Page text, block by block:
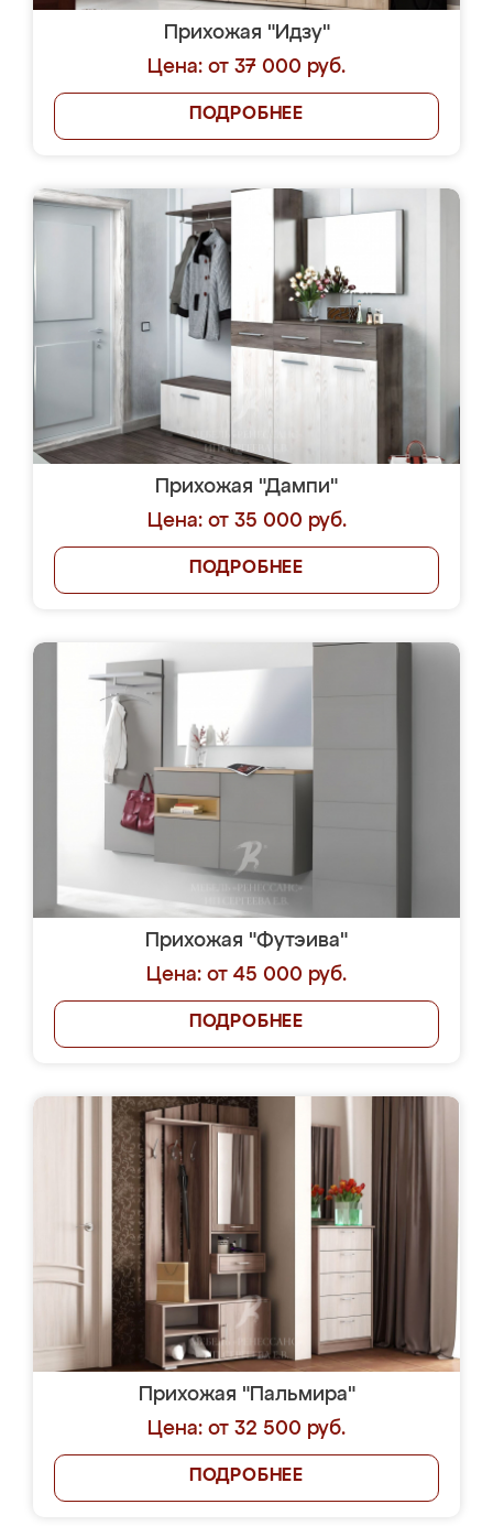
Прихожая "Идзу"
Цена: от 37 000 руб.
ПОДРОБНЕЕ
Прихожая "Дампи"
Цена: от 35 000 руб.
ПОДРОБНЕЕ
Прихожая "Футэива"
Цена: от 45 000 руб.
ПОДРОБНЕЕ
Прихожая "Пальмира"
Цена: от 32 500 руб.
ПОДРОБНЕЕ